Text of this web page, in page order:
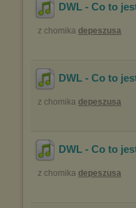
DWL - Co to
z chomika depeszusa
DWL - Co to
z chomika depeszusa
DWL - Co to
z chomika depeszusa